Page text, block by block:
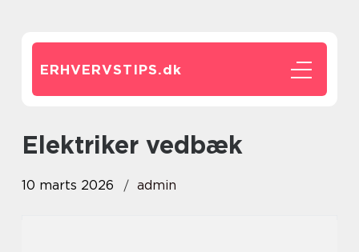
ERHVERVSTIPS.dk
elektriker vedbæk
10 marts 2026 admin